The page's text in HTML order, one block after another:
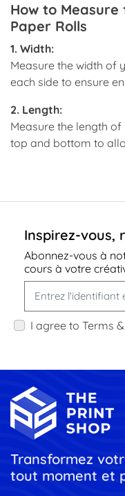
How to
Paper Rolls
1. Width:
Measure the width of
each side to ensure
2. Length:
Measure the length
top and bottom to
Inspirez-vous,
Abonnez-vous à
cours à votre
I agree to Terms
Transformez
tout moment et